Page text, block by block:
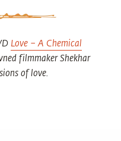
Love – A Chemical
filmmaker Shekhar
of love.